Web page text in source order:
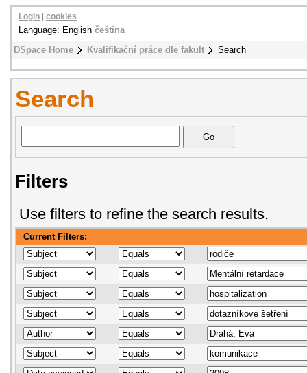
DSpace Home Kvalifikační práce dle fakult Search
Login cookies
Language: English čeština
Search
Filters
Use filters to refine the search results.
Current Filters: